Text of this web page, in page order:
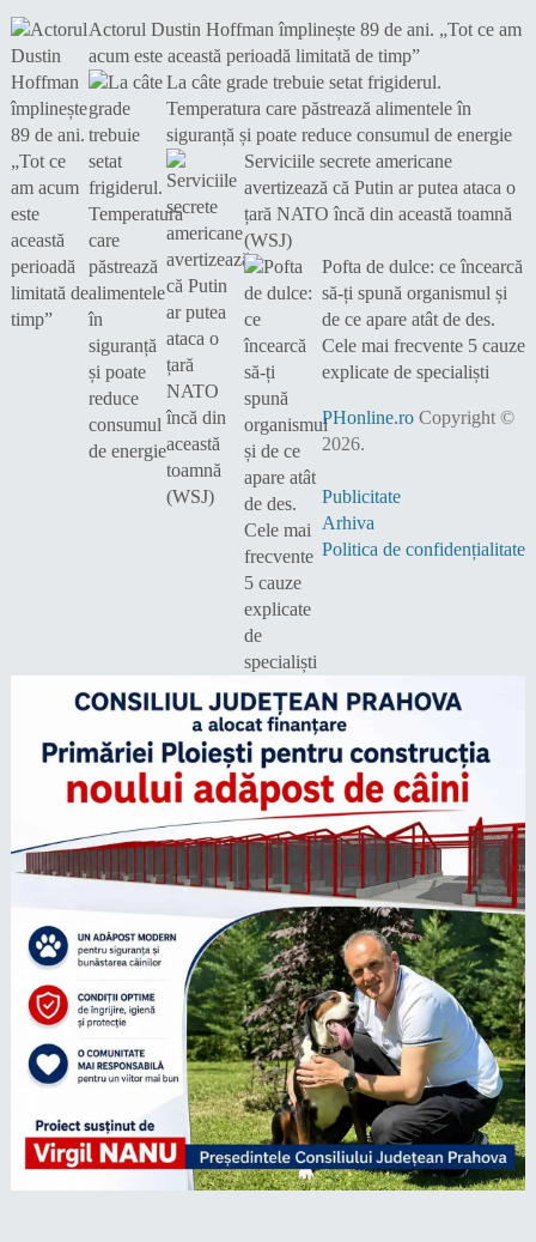
Actorul Dustin Hoffman împlinește 89 de ani. „Tot ce am
acum este această perioadă limitată de timp”
La câte grade trebuie setat frigiderul.
Temperatura care păstrează alimentele în
siguranță și poate reduce consumul de energie
Serviciile secrete americane
avertizează că Putin ar putea ataca o
țară NATO încă din această toamnă
(WSJ)
Pofta de dulce: ce încearcă
să-ți spună organismul și
de ce apare atât de des.
Cele mai frecvente 5 cauze
explicate de specialiști
PHonline.roCopyright ©
2026.
Publicitate
Arhiva
Politica de confidențialitate